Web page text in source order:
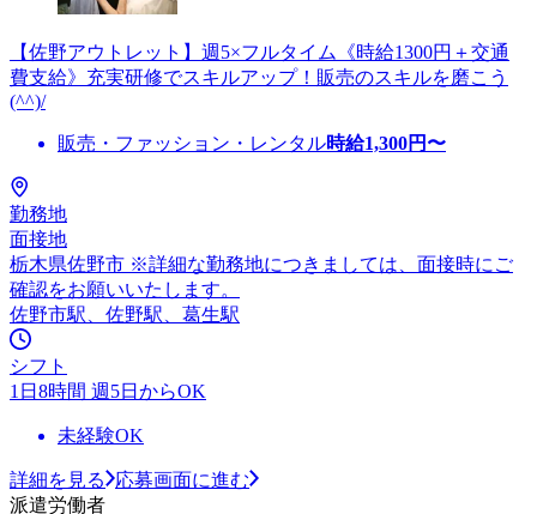
【佐野アウトレット】週5×フルタイム《時給1300円＋交通
費支給》充実研修でスキルアップ！販売のスキルを磨こう
(^^)/
販売・ファッション・レンタル時給1,300円〜
勤務地
面接地
栃木県佐野市 ※詳細な勤務地につきましては、面接時にご
確認をお願いいたします。
佐野市駅、佐野駅、葛生駅
シフト
1日8時間 週5日からOK
未経験OK
詳細を見る
応募画面に進む
派遣労働者